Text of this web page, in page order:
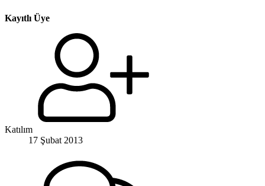
Kayıtlı Üye
Katılım
17 Şubat 2013